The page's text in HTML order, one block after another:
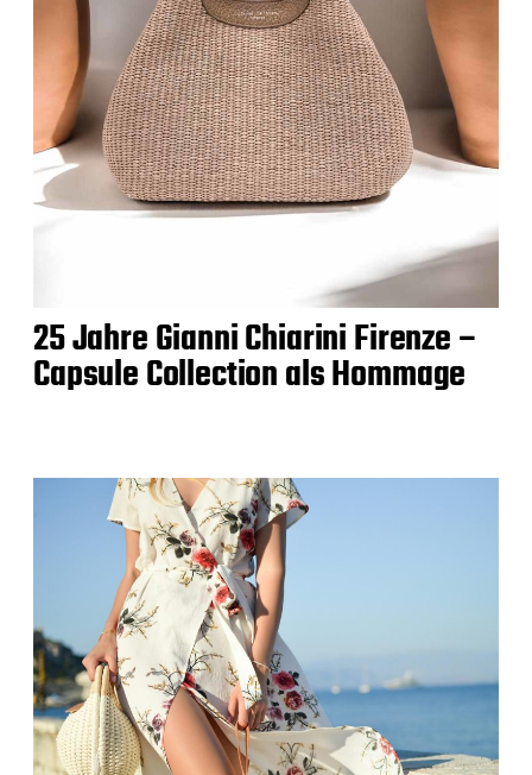
25 Jahre Gianni Chiarini Firenze –
Capsule Collection als Hommage